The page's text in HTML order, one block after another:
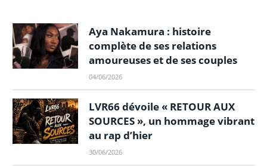
Aya Nakamura : histoire
complète de ses relations
amoureuses et de ses couples
04/06/2026
LVR66 dévoile « RETOUR AUX
SOURCES », un hommage vibrant
au rap d’hier
30/06/2026